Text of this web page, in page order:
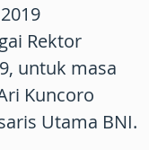
Rektor
untuk masa
Kuncoro
Utama BNI.